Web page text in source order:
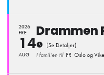
2026
FRE
14
AUG
Drammen
(Se Detaljer)
I familien til FRI Oslo og